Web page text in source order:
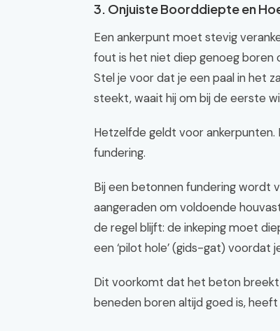
3. Onjuiste Boorddiepte en
Een ankerpunt moet stevig
fout is het niet diep genoeg boren
Stel je voor dat je een paal in het
steekt, waait hij om bij de eerste
Hetzelfde geldt voor ankerpunten.
fundering.
Bij een betonnen fundering wordt
aangeraden om voldoende
de regel blijft: de inkeping moet
een ‘pilot hole’ (gids-gat) voordat
Dit voorkomt dat het beton
beneden boren altijd goed is,